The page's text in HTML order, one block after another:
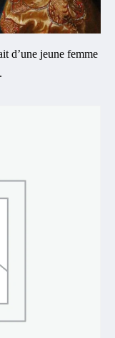
d’une jeune femme